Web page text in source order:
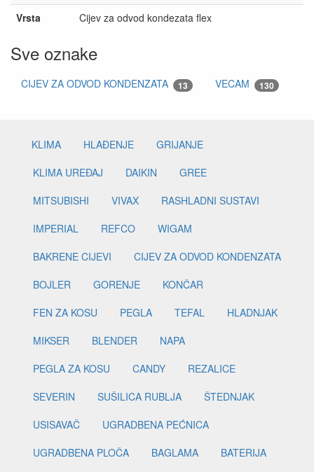
Vrsta
Cijev za odvod kondezata flex
Sve oznake
CIJEV ZA ODVOD KONDENZATA 13 VECAM 130
KLIMA HLAĐENJE
GRIJANJE
KLIMA UREĐAJ
DAIKIN
GREE
MITSUBISHI
VIVAX
RASHLADNI SUSTAVI
IMPERIAL
REFCO
WIGAM
BAKRENE CIJEVI
CIJEV ZA ODVOD KONDENZATA
BOJLER
GORENJE
KONČAR
FEN ZA KOSU
PEGLA TEFAL
HLADNJAK
MIKSER
BLENDER
NAPA
PEGLA ZA KOSU
CANDY
REZALICE
SEVERIN
SUŠILICA RUBLJA
ŠTEDNJAK
USISAVAČ
UGRADBENA PEĆNICA
UGRADBENA PLOČA
BAGLAMA
BATERIJA